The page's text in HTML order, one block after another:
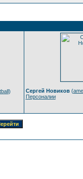
)
Сергей Новиков(
Персоналии